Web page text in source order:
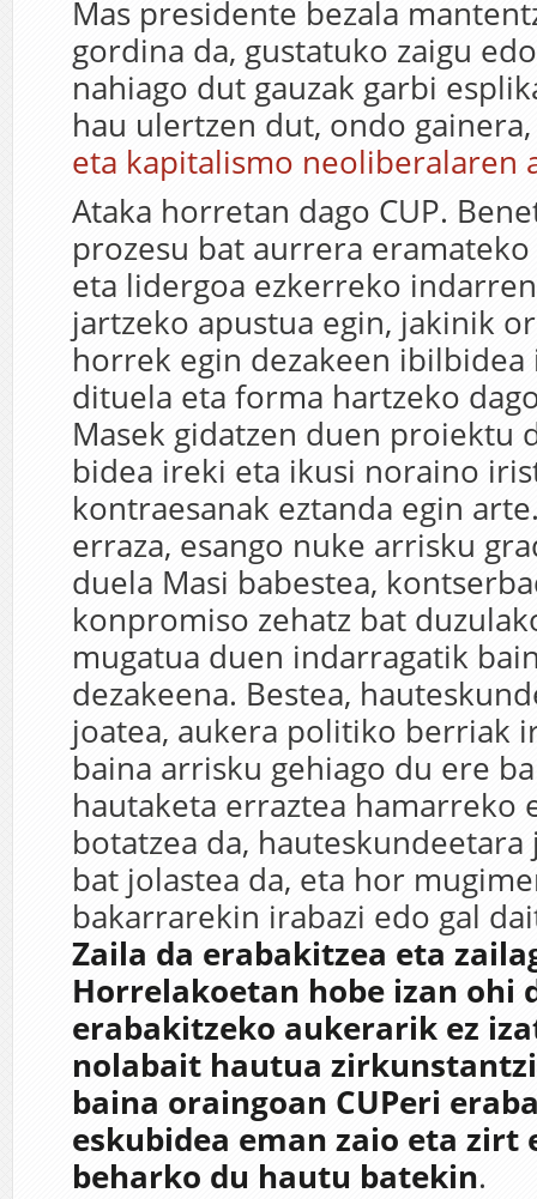
Mas presidente bezala
gordina da, gustatuko zaigu
nahiago dut gauzak garbi
hau ulertzen dut, ondo
eta kapitalismo neoliberalaren
Ataka horretan dago CUP.
prozesu bat aurrera
eta lidergoa ezkerreko
jartzeko apustua egin, jakinik
horrek egin dezakeen
dituela eta forma hartzeko
Masek gidatzen duen proiektu
bidea ireki eta ikusi noraino
kontraesanak eztanda egin
erraza, esango nuke arrisku
duela Masi babestea,
konpromiso zehatz bat
mugatua duen indarragatik
dezakeena. Bestea,
joatea, aukera politiko berriak
baina arrisku gehiago du ere
hautaketa erraztea hamarreko
botatzea da,
bat jolastea da, eta hor
bakarrarekin irabazi edo gal
Zaila da erabakitzea eta
Horrelakoetan hobe izan ohi
erabakitzeko aukerarik ez
nolabait hautua
baina oraingoan CUPeri
eskubidea eman zaio eta zirt
beharko du hautu batekin.